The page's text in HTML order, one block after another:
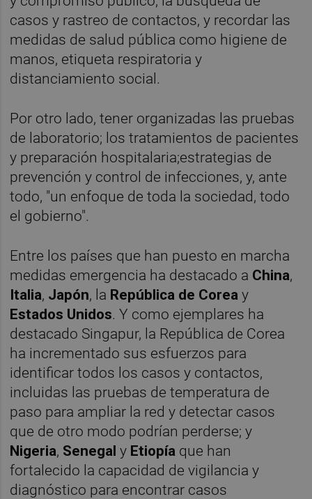
casos y rastreo de contactos, y recordar las
medidas de salud pública como higiene de
manos, etiqueta respiratoria y
distanciamiento social.
Por otro lado, tener organizadas las pruebas
de laboratorio; los tratamientos de pacientes
y preparación hospitalaria;estrategias de
prevención y control de infecciones, y, ante
todo, "un enfoque de toda la sociedad, todo
el gobierno".
Entre los países que han puesto en marcha
medidas emergencia ha destacado a China,
Italia, Japón, la República de Coreay
Estados Unidos. Y como ejemplares ha
destacado Singapur, la República de Corea
ha incrementado sus esfuerzos para
identificar todos los casos y contactos,
incluidas las pruebas de temperatura de
paso para ampliar la red y detectar casos
que de otro modo podrían perderse; y
Nigeria, Senegal y Etiopía que han
fortalecido la capacidad de vigilancia y
diagnóstico para encontrar casos